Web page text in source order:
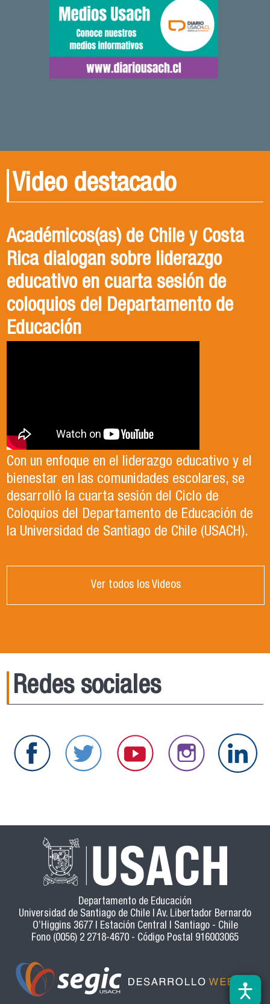
Video destacado
Académicos(as) de Chile y Costa
Rica dialogan sobre liderazgo
educativo en cuarta sesión de
coloquios del Departamento de
Educación
Con un enfoque en el liderazgo educativo y el
bienestar en las comunidades escolares, se
desarrolló la cuarta sesión del Ciclo de
Coloquios del Departamento de Educación de
la Universidad de Santiago de Chile (USACH).
Ver todos los Videos
Redes sociales
Departamento de Educación
Universidad de Santiago de Chile | Av. Libertador Bernardo
O’Higgins 3677 | Estación Central | Santiago - Chile
Fono (0056) 2 2718-4670 - Código Postal 916003065